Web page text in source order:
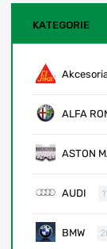
KATEGORIE
ALFA
ASTON
AUDI
BMW